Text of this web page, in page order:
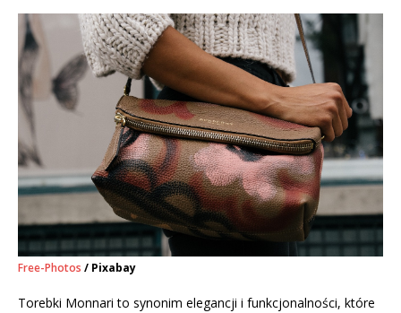
Free-Photos / Pixabay
Torebki Monnari to synonim elegancji i funkcjonalności, które